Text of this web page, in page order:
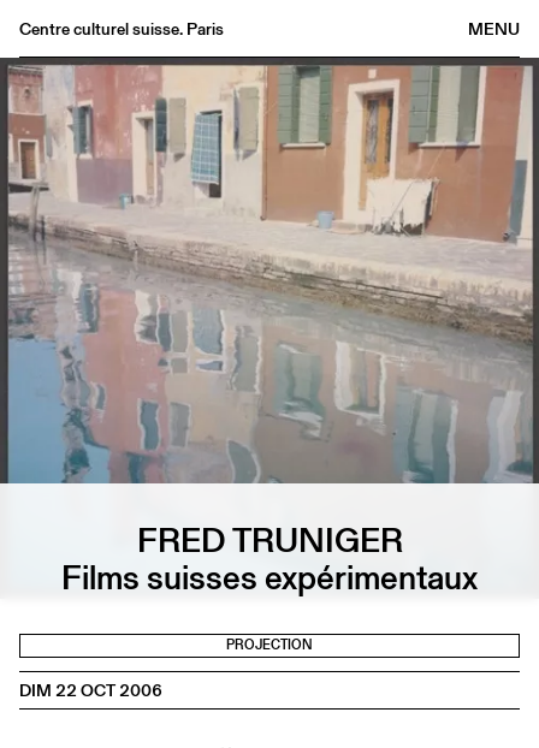
MENU
Centre culturel suisse. Paris
Agenda
Librairie
Buvette
Archives
Médiathèque
Éditions
Informations
FR/EN
FRED TRUNIGER
Films suisses expérimentaux
PROJECTION
DIM 22 OCT 2006